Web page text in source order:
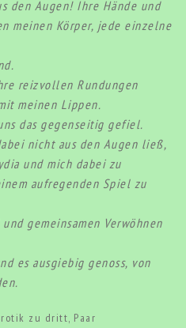
den Augen! Ihre Hände und
meinen Körper, jede einzelne
reizvollen Rundungen
meinen Lippen.
das gegenseitig gefiel.
nicht aus den Augen ließ,
und mich dabei zu
aufregenden Spiel zu
gemeinsamen Verwöhnen
es ausgiebig genoss, von
zu dritt, Paar